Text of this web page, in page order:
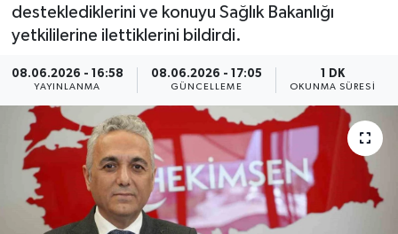
desteklediklerini ve konuyu Sağlık Bakanlığı
yetkililerine ilettiklerini bildirdi.
08.06.2026 - 16:58
YAYINLANMA
08.06.2026 - 17:05
GÜNCELLEME
1 DK
OKUNMA SÜRESI
ÇEVRE
Dış Haberler
Dünya
EĞİTİM
EKONOMİ